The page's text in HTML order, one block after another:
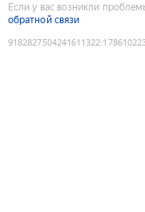
Если у вас возникли
обратной связи
9182827504241611322: